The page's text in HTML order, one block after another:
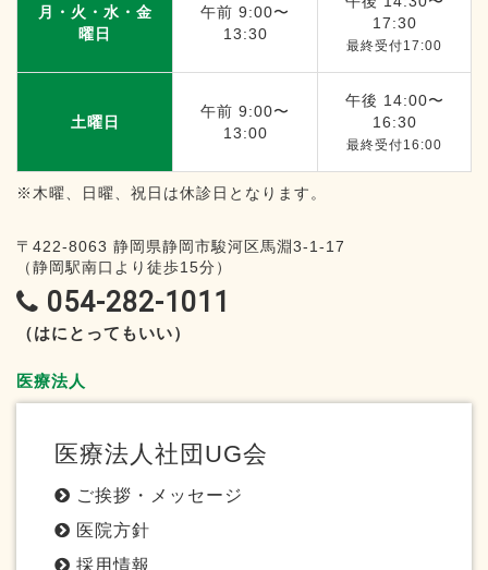
月・火・水・金
曜日
午前 9:00〜
13:30
17:30
最終受付17:00
土曜日
午前 9:00〜
13:00
午後 14:00〜
16:30
最終受付16:00
※木曜、日曜、祝日は休診日となります。
〒422-8063 静岡県静岡市駿河区馬淵3-1-17
（静岡駅南口より徒歩15分）
054-282-1011
（はにとってもいい）
医療法人
医療法人社団UG会
ご挨拶・メッセージ
医院方針
採用情報